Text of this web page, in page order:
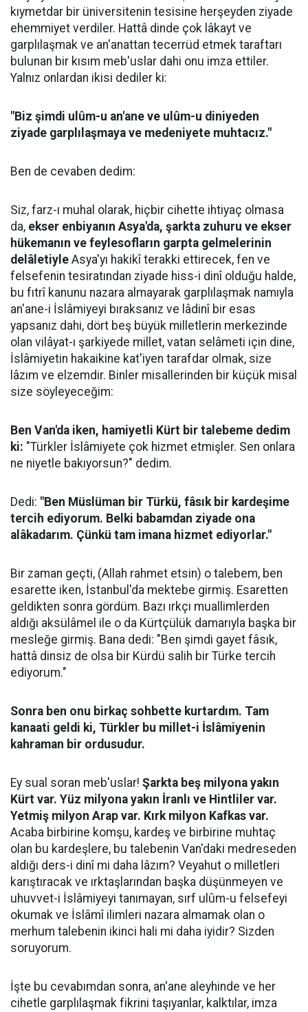
kıymetdar bir üniversitenin tesisine herşeyden ziyade
ehemmiyet verdiler. Hattâ dinde çok lâkayt ve
garplılaşmak ve an'anattan tecerrüd etmek taraftarı
bulunan bir kısım meb'uslar dahi onu imza ettiler.
Yalnız onlardan ikisi dediler ki:
"Biz şimdi ulûm-u an'ane ve ulûm-u diniyeden
ziyade garplılaşmaya ve medeniyete muhtacız."
Ben de cevaben dedim:
Siz, farz-ı muhal olarak, hiçbir cihette ihtiyaç olmasa
da, ekser enbiyanın Asya'da, şarkta zuhuru ve ekser
hükemanın ve feylesofların garpta gelmelerinin
delâletiyle Asya'yı hakikî terakki ettirecek, fen ve
felsefenin tesiratından ziyade hiss-i dinî olduğu halde,
bu fıtrî kanunu nazara almayarak garplılaşmak namıyla
an'ane-i İslâmiyeyi bıraksanız ve lâdinî bir esas
yapsanız dahi, dört beş büyük milletlerin merkezinde
olan vilâyat-ı şarkiyede millet, vatan selâmeti için dine,
İslâmiyetin hakaikine kat'iyen tarafdar olmak, size
lâzım ve elzemdir. Binler misallerinden bir küçük misal
size söyleyeceğim:
Ben Van'da iken, hamiyetli Kürt bir talebeme dedim
ki: "Türkler İslâmiyete çok hizmet etmişler. Sen onlara
ne niyetle bakıyorsun?" dedim.
Dedi: "Ben Müslüman bir Türkü, fâsık bir kardeşime
tercih ediyorum. Belki babamdan ziyade ona
alâkadarım. Çünkü tam imana hizmet ediyorlar."
Bir zaman geçti, (Allah rahmet etsin) o talebem, ben
esarette iken, İstanbul'da mektebe girmiş. Esaretten
geldikten sonra gördüm. Bazı ırkçı muallimlerden
aldığı aksülâmel ile o da Kürtçülük damarıyla başka bir
mesleğe girmiş. Bana dedi: "Ben şimdi gayet fâsık,
hattâ dinsiz de olsa bir Kürdü salih bir Türke tercih
ediyorum."
Sonra ben onu birkaç sohbette kurtardım. Tam
kanaati geldi ki, Türkler bu millet-i İslâmiyenin
kahraman bir ordusudur.
Ey sual soran meb'uslar! Şarkta beş milyona yakın
Kürt var. Yüz milyona yakın İranlı ve Hintliler var.
Yetmiş milyon Arap var. Kırk milyon Kafkas var.
Acaba birbirine komşu, kardeş ve birbirine muhtaç
olan bu kardeşlere, bu talebenin Van'daki medreseden
aldığı ders-i dinî mi daha lâzım? Veyahut o milletleri
karıştıracak ve ırktaşlarından başka düşünmeyen ve
uhuvvet-i İslâmiyeyi tanımayan, sırf ulûm-u felsefeyi
okumak ve İslâmî ilimleri nazara almamak olan o
merhum talebenin ikinci hali mi daha iyidir? Sizden
soruyorum.
İşte bu cevabımdan sonra, an'ane aleyhinde ve her
cihetle garplılaşmak fikrini taşıyanlar, kalktılar, imza